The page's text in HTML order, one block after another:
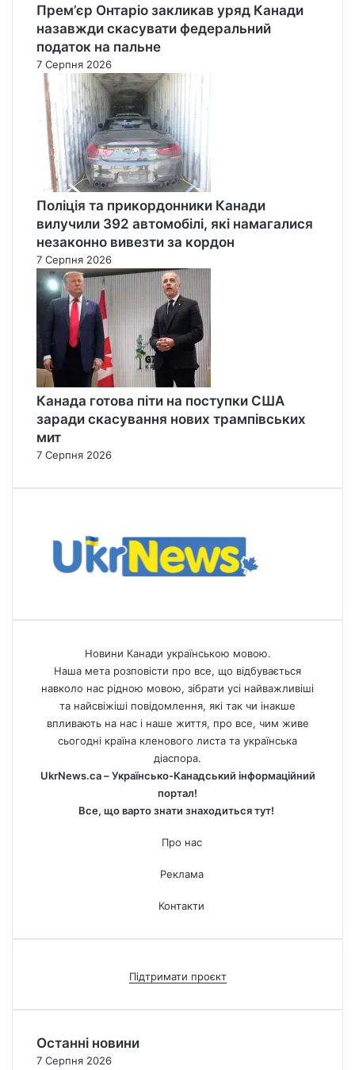
Прем’єр Онтаріо закликав уряд Канади
назавжди скасувати федеральний
податок на пальне
7 Серпня 2026
Поліція та прикордонники Канади
вилучили 392 автомобілі, які намагалися
незаконно вивезти за кордон
7 Серпня 2026
Канада готова піти на поступки США
заради скасування нових трампівських
мит
7 Серпня 2026
Новини Канади українською мовою.
Наша мета розповісти про все, що відбувається
навколо нас рідною мовою, зібрати усі найважливіші
та найсвіжіші повідомлення, які так чи інакше
впливають на нас і наше життя, про все, чим живе
сьогодні країна кленового листа та українська
діаспора.
UkrNews.ca – Українсько-Канадський інформаційний
портал!
Все, що варто знати знаходиться тут!
Про нас
Реклама
Контакти
Підтримати проєкт
Останні новини
7 Серпня 2026